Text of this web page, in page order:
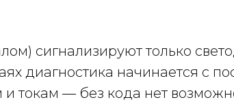
сигнализируют только
диагностика начинается с
— без кода нет